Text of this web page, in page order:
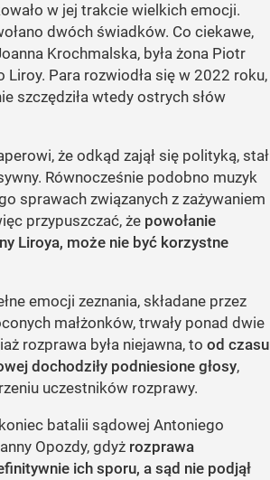
w jej trakcie wielkich emocji.
dwóch świadków. Co ciekawe,
Krochmalska, była żona Piotr
Liroy. Para rozwiodła się w 2022 roku,
szczędziła wtedy ostrych słów
że odkąd zajął się polityką, stał
Równocześnie podobno muzyk
sprawach związanych z zażywaniem
przypuszczać, że powołanie
Liroya, może nie być korzystne
emocji zeznania, składane przez
małżonków, trwały ponad dwie
rozprawa była niejawna, to od czasu
dochodziły podniesione głosy,
uczestników rozprawy.
batalii sądowej Antoniego
Opozdy, gdyż rozprawa
ich sporu, a sąd nie podjął